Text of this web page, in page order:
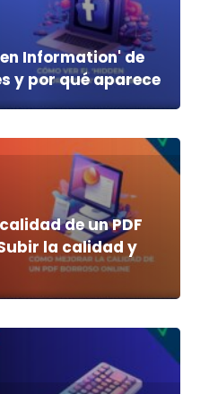
Information' de
y por qué aparece
de un PDF
la calidad y